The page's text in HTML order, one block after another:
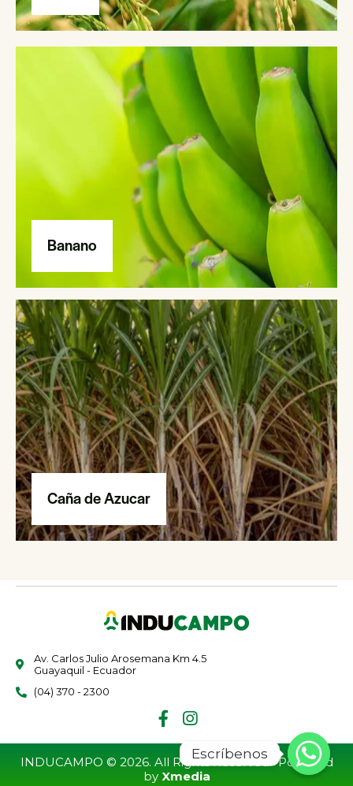
Banano
Caña de Azucar
Av. Carlos Julio Arosemana Km 4.5
Guayaquil - Ecuador
(04) 370 - 2300
INDUCAMPO © 2026. All Rights Reserved. Powered
by Xmedia
Escríbenos